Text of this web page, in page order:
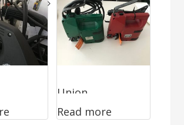
Union
Spezialhandnäh
Read more